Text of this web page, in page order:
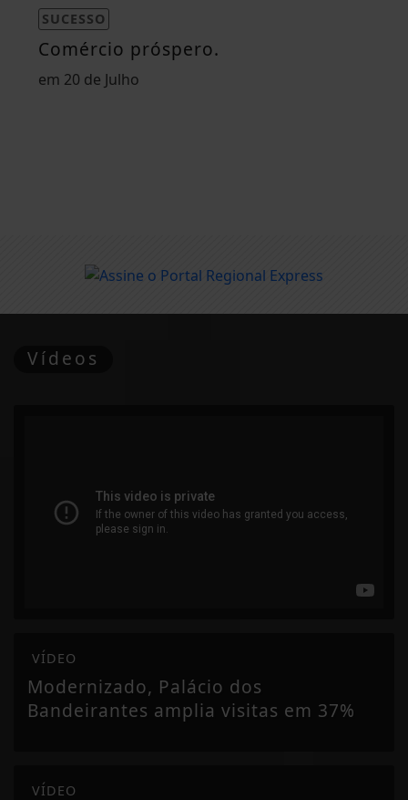
SUCESSO
Comércio próspero.
em 20 de Julho
Vídeos
VÍDEO
Modernizado, Palácio dos
Bandeirantes amplia visitas em 37%
VÍDEO